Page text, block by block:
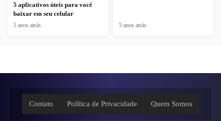
5 aplicativos úteis para você
baixar em seu celular
5 anos atrás 5 anos atrás
Contato Política de Privacidade Quem Somos